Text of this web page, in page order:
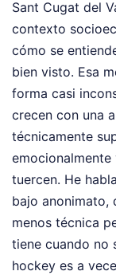
Sant Cugat del
contexto
cómo se
bien visto. Esa
forma casi
crecen con una
técnicamente
emocionalmente
tuercen. He
bajo anonimato,
menos técnica
tiene cuando no
hockey es a